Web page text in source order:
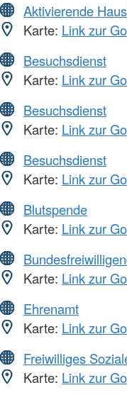
Aktivierende
Karte: Link zur
Besuchsdienst
Karte: Link zur
Besuchsdienst
Karte: Link zur
Besuchsdienst
Karte: Link zur
Blutspende
Karte: Link zur
Karte: Link zur
Ehrenamt
Karte: Link zur
Freiwilliges
Karte: Link zur